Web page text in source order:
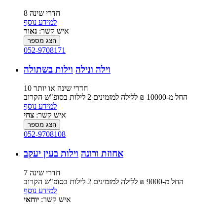
8 חדרי שינה
למידע נוסף
איש קשר: נאור
הצג מספר
052-9708171
וילה ונילה וילות בשתולה
10 חדרי שינה או יותר
החל מ-‏10000 ₪ ללילה למזמינים 2 לילות בסופ"ש הקרוב
למידע נוסף
איש קשר: צחי
הצג מספר
052-9708108
אחוזת ורונה וילות בעין יעקב
7 חדרי שינה
החל מ-‏9000 ₪ ללילה למזמינים 2 לילות בסופ"ש הקרוב
למידע נוסף
איש קשר: יוחאי